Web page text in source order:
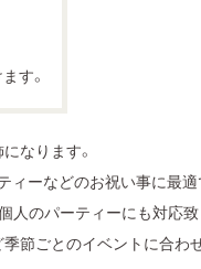
す。
なります。
ィーなどのお祝い事に最適
人のパーティーにも対応致
節ごとのイベントに合わ